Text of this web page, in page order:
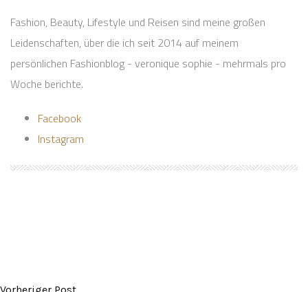
Fashion, Beauty, Lifestyle und Reisen sind meine großen
Leidenschaften, über die ich seit 2014 auf meinem
persönlichen Fashionblog - veronique sophie - mehrmals pro
Woche berichte.
Facebook
Instagram